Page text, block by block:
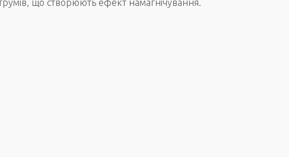
що створюють ефект намагнічування.